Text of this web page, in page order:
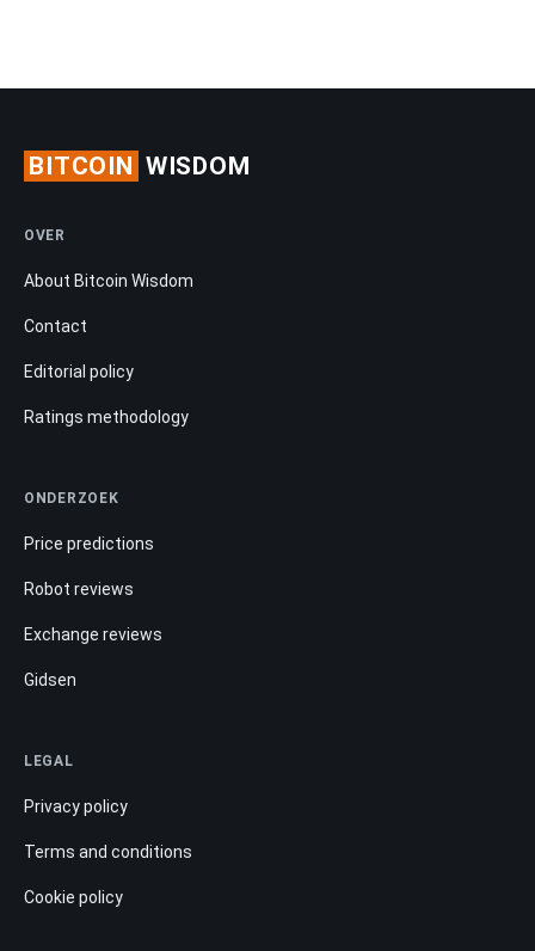
BITCOIN WISDOM
OVER
About Bitcoin Wisdom
Contact
Editorial policy
Ratings methodology
ONDERZOEK
Price predictions
Robot reviews
Exchange reviews
Gidsen
LEGAL
Privacy policy
Terms and conditions
Cookie policy